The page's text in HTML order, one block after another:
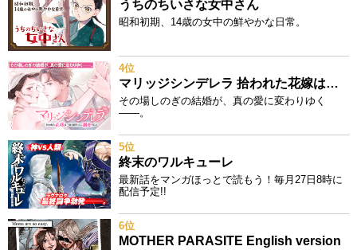
うちのちいさな女中さん
昭和初期、14歳の女中の鮮やかな日常。
4位
マリッジシンデレラ 拾われた花嫁は一途な副社長に溺愛される
その場しのぎの結婚が、真の愛に変わりゆく
——。
5位
終末のワルキューレ
最新話をマンガほっとで読もう！毎月27日8時に
配信予定!!
6位
MOTHER PARASITE English version